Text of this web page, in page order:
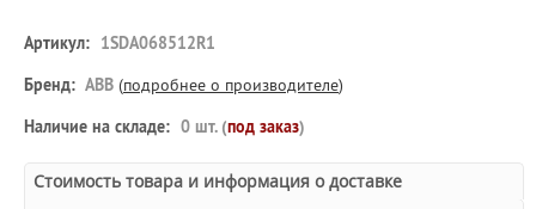
Артикул: 1SDA068512R1
Бренд: ABB (подробнее о производителе)
Наличие на складе: 0 шт. (под заказ)
Стоимость товара и информация о доставке